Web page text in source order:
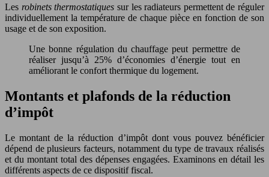
Les robinets thermostatiques sur les radiateurs permettent de réguler
individuellement la température de chaque pièce en fonction de son
usage et de son exposition.
Une bonne régulation du chauffage peut permettre de
réaliser jusqu’à 25% d’économies d’énergie tout en
améliorant le confort thermique du logement.
Montants et plafonds de la réduction
d’impôt
Le montant de la réduction d’impôt dont vous pouvez bénéficier
dépend de plusieurs facteurs, notamment du type de travaux réalisés
et du montant total des dépenses engagées. Examinons en détail les
différents aspects de ce dispositif fiscal.